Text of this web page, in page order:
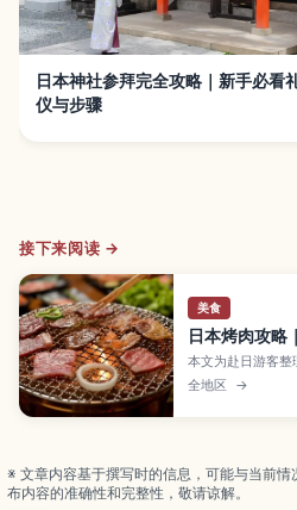
日本神社参拜完全攻略｜新手必看
仪与步骤
接下来阅读 →
美食
日本烤肉攻略
本文为赴日游客整
程、烤制要点、蘸
店也能从容用餐。
全地区 →
※ 文章内容基于撰写时的信息，可能与当前
布内容的准确性和完整性，敬请谅解。